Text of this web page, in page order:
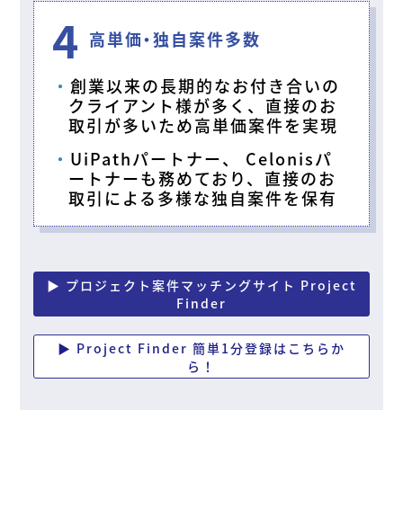
4 高単価・独自案件多数
創業以来の長期的なお付き合いの
クライアント様が多く、直接のお
取引が多いため高単価案件を実現
UiPathパートナー、 Celonisパ
ートナーも務めており、直接のお
取引による多様な独自案件を保有
▶ プロジェクト案件マッチングサイト Project
Finder
▶ Project Finder 簡単1分登録はこちらか
ら！